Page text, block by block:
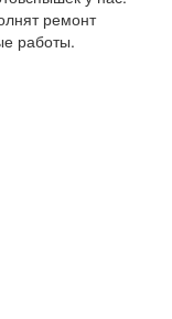
ремонт
работы.